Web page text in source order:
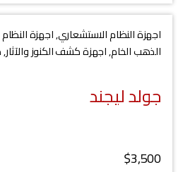
اجهزة النظام الاستشعاري,اجهزة
الذهب الخام,اجهزة كشف الكنوز والآثار,
جولد ليجند
$3,500